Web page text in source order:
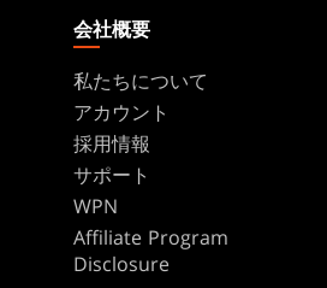
会社概要
私たちについて
アカウント
採用情報
サポート
WPN
Affiliate Program
Disclosure